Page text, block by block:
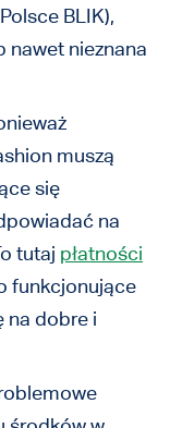
BLIK),
nawet nieznana
muszą
się
na
tutaj płatności
funkcjonujące
na dobre i